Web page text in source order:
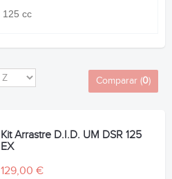
125 cc
Comparar (0)
Kit Arrastre D.I.D. UM DSR 125
EX
129,00 €